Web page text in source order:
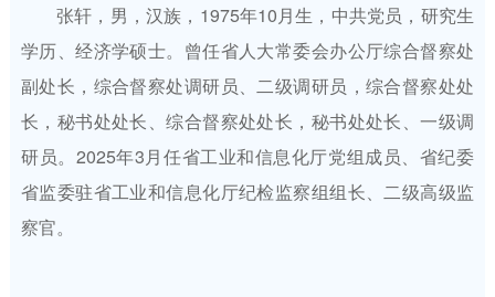
张轩，男，汉族，1975年10月生，中共党员，研究生
学历、经济学硕士。曾任省人大常委会办公厅综合督察处
副处长，综合督察处调研员、二级调研员，综合督察处处
长，秘书处处长、综合督察处处长，秘书处处长、一级调
研员。2025年3月任省工业和信息化厅党组成员、省纪委
省监委驻省工业和信息化厅纪检监察组组长、二级高级监
察官。